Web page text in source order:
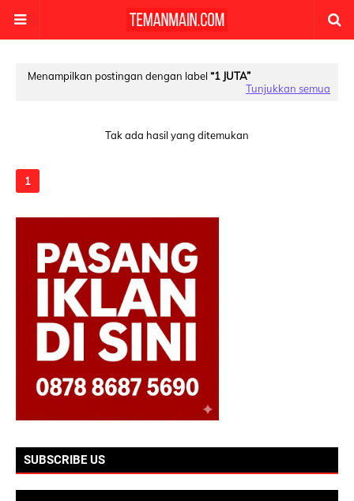
Menampilkan postingan dengan label
1 JUTA
Tunjukkan semua
Tak ada hasil yang ditemukan
1
SUBSCRIBE US